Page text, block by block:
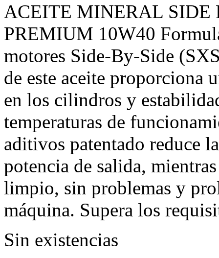
ACEITE MINERAL
PREMIUM 10W40
motores Side-By-Side
de este aceite proporciona
en los cilindros y
temperaturas de
aditivos patentado reduce
potencia de salida,
limpio, sin problemas y
máquina. Supera los
Sin existencias